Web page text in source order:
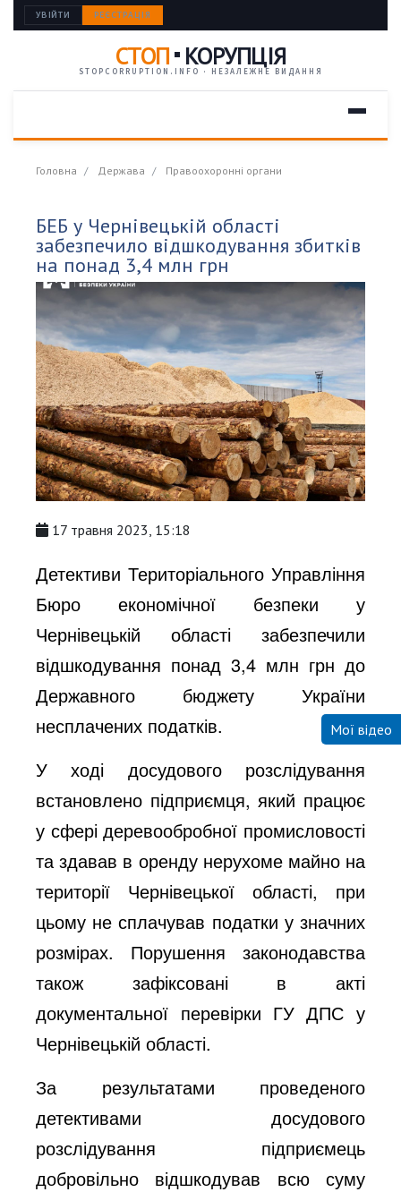
УВІЙТИ РЕЄСТРАЦІЯ
СТОП КОРУПЦІЯ
STOPCORRUPTION.INFO · НЕЗАЛЕЖНЕ ВИДАННЯ
Головна Держава Правоохоронні органи
БЕБ у Чернівецькій області
забезпечило відшкодування збитків
на понад 3,4 млн грн
17 травня 2023, 15:18
Детективи Територіального Управління
Бюро економічної безпеки у
Чернівецькій області забезпечили
відшкодування понад 3,4 млн грн до
Державного бюджету України
несплачених податків.
У ході досудового розслідування
встановлено підприємця, який працює
у сфері деревообробної промисловості
та здавав в оренду нерухоме майно на
території Чернівецької області, при
цьому не сплачував податки у значних
розмірах. Порушення законодавства
також зафіксовані в акті
документальної перевірки ГУ ДПС у
Чернівецькій області.
За результатами проведеного
детективами досудового
розслідування підприємець
добровільно відшкодував всю суму
Мої відео